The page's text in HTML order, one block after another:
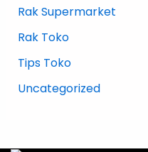
Rak Supermarket
Rak Toko
Tips Toko
Uncategorized